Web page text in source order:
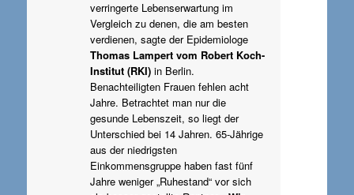
verringerte Lebenserwartung im
Vergleich zu denen, die am besten
verdienen, sagte der Epidemiologe
Thomas Lampert vom Robert Koch-
Institut (RKI)in Berlin.
Benachteiligten Frauen fehlen acht
Jahre. Betrachtet man nur die
gesunde Lebenszeit, so liegt der
Unterschied bei 14 Jahren. 65-Jährige
aus der niedrigsten
Einkommensgruppe haben fast fünf
Jahre weniger „Ruhestand“ vor sich